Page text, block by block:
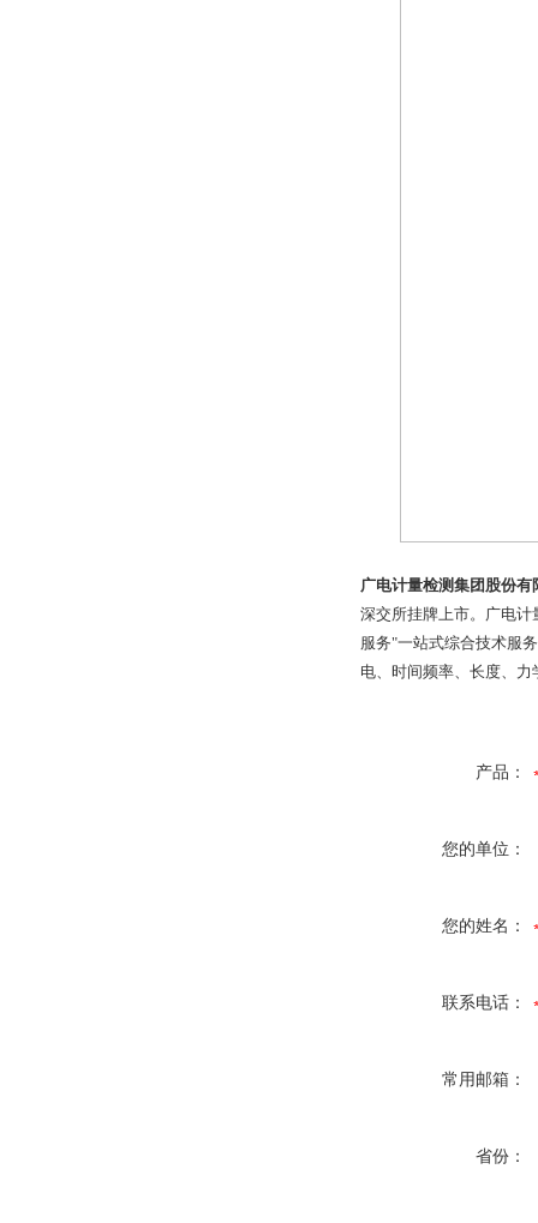
广电计量检测集团股份有
深交所挂牌上市。广电计
服务"一站式综合技术服
电、时间频率、长度、
产品：
您的单位：
您的姓名：
联系电话：
常用邮箱：
省份：